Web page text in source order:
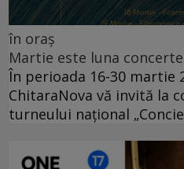
în oraș
Martie este luna
În perioada 16-30 martie
ChitaraNova vă invită la
turneului național